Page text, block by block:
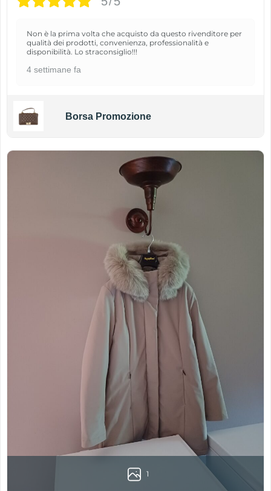
Non è la prima volta che acquisto da questo rivenditore per
qualità dei prodotti, convenienza, professionalità e
disponibilità. Lo straconsiglio!!!
4 settimane fa
Borsa Promozione
1